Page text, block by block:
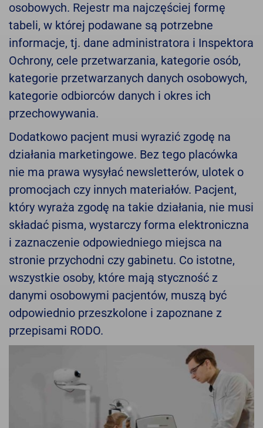
osobowych. Rejestr ma najczęściej formę
tabeli, w której podawane są potrzebne
informacje, tj. dane administratora i Inspektora
Ochrony, cele przetwarzania, kategorie osób,
kategorie przetwarzanych danych osobowych,
kategorie odbiorców danych i okres ich
przechowywania.
Dodatkowo pacjent musi wyrazić zgodę na
działania marketingowe. Bez tego placówka
nie ma prawa wysyłać newsletterów, ulotek o
promocjach czy innych materiałów. Pacjent,
który wyraża zgodę na takie działania, nie musi
składać pisma, wystarczy forma elektroniczna
i zaznaczenie odpowiedniego miejsca na
stronie przychodni czy gabinetu. Co istotne,
wszystkie osoby, które mają styczność z
danymi osobowymi pacjentów, muszą być
odpowiednio przeszkolone i zapoznane z
przepisami RODO.